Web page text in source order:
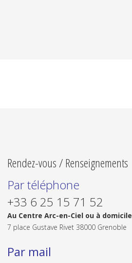
Rendez-vous / Renseignements
Par téléphone
+33 6 25 15 71 52
Au Centre Arc-en-Ciel ou à domicile
7 place Gustave Rivet 38000 Grenoble
Par mail